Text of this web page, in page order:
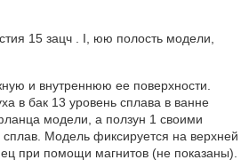
15 зацч . I, юю полость модели,
и внутреннюю ее поверхности.
в бак 13 уровень сплава в ванне
модели, а ползун 1 своими
сплав. Модель фиксируется на верхней
при помощи магнитов (не показаны).